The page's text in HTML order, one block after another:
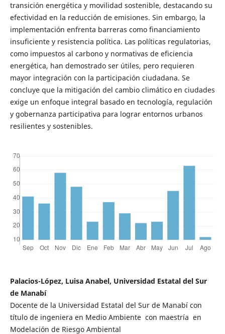
transición energética y movilidad sostenible, destacando su
efectividad en la reducción de emisiones. Sin embargo, la
implementación enfrenta barreras como financiamiento
insuficiente y resistencia política. Las políticas regulatorias,
como impuestos al carbono y normativas de eficiencia
energética, han demostrado ser útiles, pero requieren
mayor integración con la participación ciudadana. Se
concluye que la mitigación del cambio climático en ciudades
exige un enfoque integral basado en tecnología, regulación
y gobernanza participativa para lograr entornos urbanos
resilientes y sostenibles.
Palacios-López, Luisa Anabel, Universidad Estatal del Sur
de Manabí
Docente de la Universidad Estatal del Sur de Manabí con
título de ingeniera en Medio Ambiente con maestría en
Modelación de Riesgo Ambiental